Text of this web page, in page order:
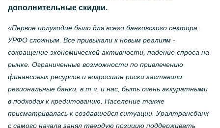
дополнительные скидки.
«Первое полугодие было для всего банковского сектора
УРФО сложным. Все привыкали к новым реалиям -
сокращение экономической активности, падение спроса на
рынке. Ограниченные возможности по привлечению
финансовых ресурсов и возросшие риски заставили
региональные банки, в т.ч. и нас, быть очень аккуратными
в подходах к кредитованию. Население также
присматривалась к создавшейся ситуации. Уралтрансбанк
с самого начала занял твердую позицию поддерживать